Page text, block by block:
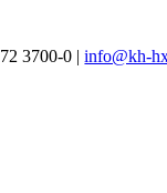
3700-0 |info@kh-